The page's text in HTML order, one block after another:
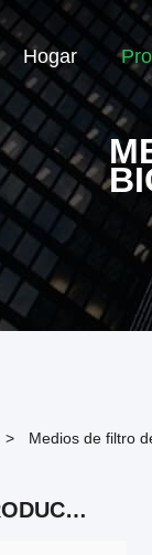
Hogar
> Medios de filtro
TODOS LOS PRODUCTOS